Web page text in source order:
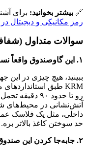
🔗 بیشتر بخوانید: برای
رمز مکانیکی و دیجیتال
سوالات متداول
۱. این گاوصندوق واقعاً نسوزه یا فقط ادعاست؟
رو تا حدود ۹۰
آتش‌نشانی در محیط‌های
داخلی، مثل یک فلاسک
حد سوختن کاغذ بالاتر بره.
۲. جابه‌جا کردن این صندوق تو راهروهای باریک ممکنه؟